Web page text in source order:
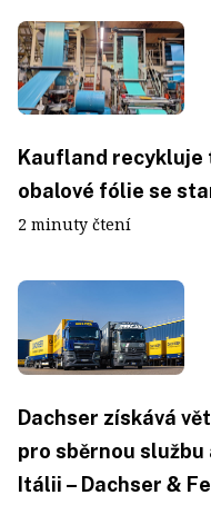
Kaufland
obalové fólie se
2 minuty čtení
Dachser získává
pro sběrnou
Itálii – Dachser &